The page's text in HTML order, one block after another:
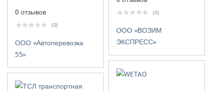
(0)
ООО «ВОЗИМ
ЭКСПРЕСС»
0 отзывов
(0)
ООО «Автоперевозка
55»